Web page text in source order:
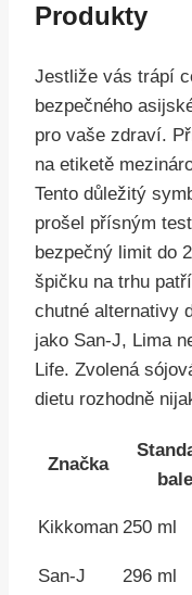
Produkty
Jestliže vás trápí
bezpečného
pro vaše zdraví.
na etiketě
Tento důležitý
prošel přísným
bezpečný limit do
špičku na trhu
chutné alternativy
jako San-J, Lima
Life. Zvolená
dietu rozhodně
Značka
Kikkoman 250 ml
San-J
296 ml